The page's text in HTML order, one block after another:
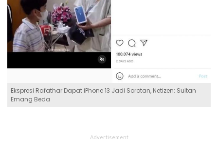
Ekspresi Rafathar Dapat iPhone 13 Jadi Sorotan, Netizen: Sultan
Emang Beda